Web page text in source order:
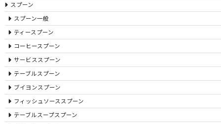
スプーン
スプーン一般
ティースプーン
コーヒースプーン
サービススプーン
テーブルスプーン
ブイヨンスプーン
フィッシュソーススプーン
テーブルスープスプーン